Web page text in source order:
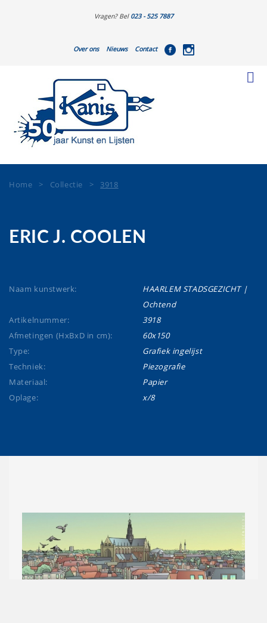
Vragen? Bel 023 - 525 7887
Over ons Nieuws Contact
Home > Collectie > 3918
ERIC J. COOLEN
Naam kunstwerk:
HAARLEM STADSGEZICHT |
Ochtend
Artikelnummer:
3918
Afmetingen (HxBxD in cm):
60x150
Type:
Grafiek ingelijst
Techniek:
Piezografie
Materiaal:
Papier
Oplage:
x/8